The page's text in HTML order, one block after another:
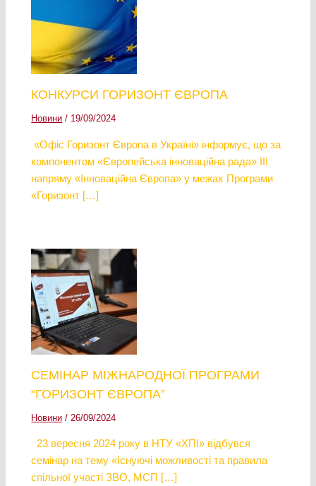
КОНКУРСИ ГОРИЗОНТ ЄВРОПА
Новини / 19/09/2024
«Офіс Горизонт Європа в Україні» інформує, що за
компонентом «Європейська інноваційна рада» ІІІ
напряму «Інноваційна Європа» у межах Програми
«Горизонт […]
СЕМІНАР МІЖНАРОДНОЇ ПРОГРАМИ
“ГОРИЗОНТ ЄВРОПА”
Новини / 26/09/2024
23 вересня 2024 року в НТУ «ХПІ» відбувся
семінар на тему «Існуючі можливості та правила
спільної участі ЗВО, МСП […]